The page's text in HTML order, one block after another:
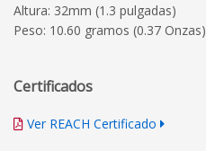
Altura: 32mm (1.3 pulgadas)
Peso: 10.60 gramos (0.37 Onzas)
Certificados
Ver REACH Certificado